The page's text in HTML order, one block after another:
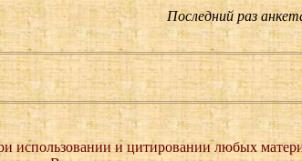
Последний раз
использовании и цитировании любых